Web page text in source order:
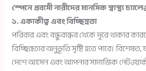
স্পেনে প্রবাসী নারীদের মানসিক স্বাস্থ্য
১. একাকীত্ব এবং বিচ্ছিন্নতা
পরিবার এবং বন্ধুবান্ধব থেকে দূরে থাকার
বিচ্ছিন্নতার অনুভূতি সৃষ্টি হতে পারে।
দেশে আসেন এবং আপনার সামাজিক